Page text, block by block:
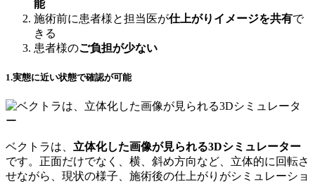
能
施術前に患者様と担当医が仕上がりイメージを共有で
きる
患者様のご負担が少ない
1.実態に近い状態で確認が可能
ベクトラは、 立体化した画像が見られる3Dシミュレーター
です。正面だけでなく、横、斜め方向など、立体的に回転さ
せながら、現状の様子、施術後の仕上がりがシミュレーショ